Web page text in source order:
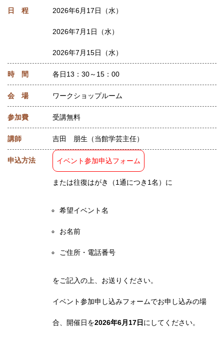
日 程 2026年6月17日（水）
2026年7月1日（水）
2026年7月15日（水）
時 間 各日13：30～15：00
会 場 ワークショップルーム
参加費 受講無料
講師 吉田 朋生（当館学芸主任）
申込方法 イベント参加申込フォーム
または往復はがき（1通につき1名）に
希望イベント名
お名前
ご住所・電話番号
をご記入の上、お送りください。
イベント参加申し込みフォームでお申し込みの場
合、開催日を2026年6月17日 にしてください。